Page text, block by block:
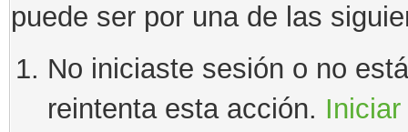
puede ser por una de las
No iniciaste sesión o no
reintenta esta acción.